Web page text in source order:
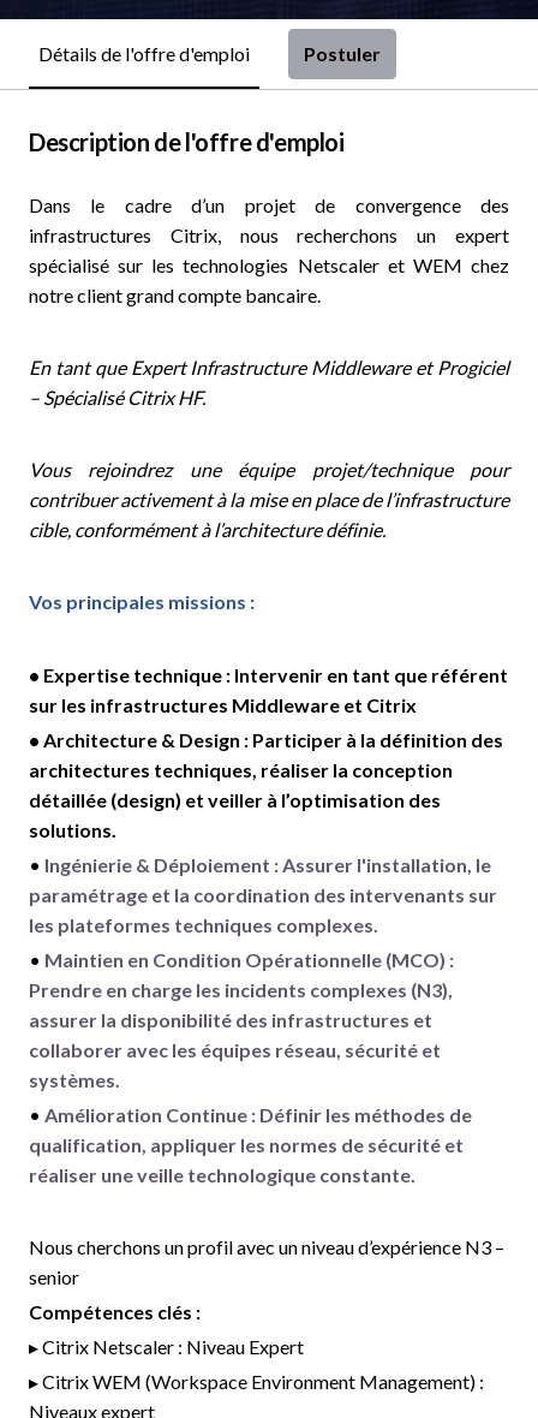
Détails de l'offre d'emploi Postuler
Description de l'offre d'emploi
Dans le cadre d’un projet de convergence des
infrastructures Citrix, nous recherchons un expert
spécialisé sur les technologies Netscaler et WEM chez
notre client grand compte bancaire.
En tant que Expert Infrastructure Middleware et Progiciel
– Spécialisé Citrix HF.
Vous rejoindrez une équipe projet/technique pour
contribuer activement à la mise en place de l’infrastructure
cible, conformément à l’architecture définie.
Vos principales missions :
• Expertise technique : Intervenir en tant que référent
sur les infrastructures Middleware et Citrix
• Architecture & Design : Participer à la définition des
architectures techniques, réaliser la conception
détaillée (design) et veiller à l’optimisation des
solutions.
• Ingénierie & Déploiement : Assurer l'installation, le
paramétrage et la coordination des intervenants sur
les plateformes techniques complexes.
• Maintien en Condition Opérationnelle (MCO) :
Prendre en charge les incidents complexes (N3),
assurer la disponibilité des infrastructures et
collaborer avec les équipes réseau, sécurité et
systèmes.
• Amélioration Continue : Définir les méthodes de
qualification, appliquer les normes de sécurité et
réaliser une veille technologique constante.
Nous cherchons un profil avec un niveau d’expérience N3 –
senior
Compétences clés :
▸ Citrix Netscaler : Niveau Expert
▸ Citrix WEM (Workspace Environment Management) :
Niveaux expert